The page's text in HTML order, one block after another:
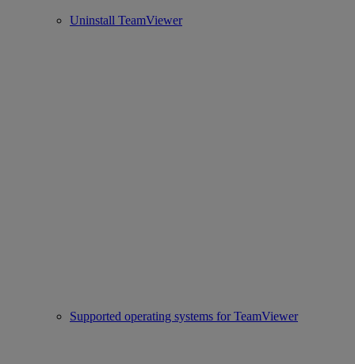
Uninstall TeamViewer
Supported operating systems for TeamViewer